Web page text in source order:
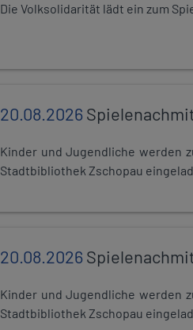
Die Volksolidarität lädt ein zum
20.08.2026
Kinder und Jugendliche werden
Stadtbibliothek Zschopau
20.08.2026
Kinder und Jugendliche werden
Stadtbibliothek Zschopau